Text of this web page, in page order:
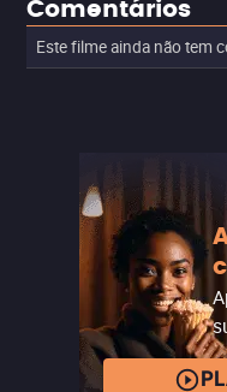
Comentários
Este filme ainda não tem